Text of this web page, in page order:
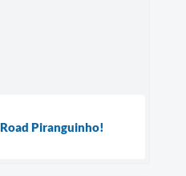
Piranguinho!